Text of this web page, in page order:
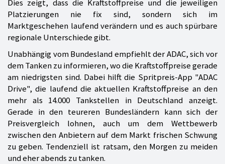
Dies zeigt, dass die Kraftstoffpreise und die jeweiligen
Platzierungen nie fix sind, sondern sich im
Marktgeschehen laufend verändern und es auch spürbare
regionale Unterschiede gibt.
Unabhängig vom Bundesland empfiehlt der ADAC, sich vor
dem Tanken zu informieren, wo die Kraftstoffpreise gerade
am niedrigsten sind. Dabei hilft die Spritpreis-App "ADAC
Drive", die laufend die aktuellen Kraftstoffpreise an den
mehr als 14.000 Tankstellen in Deutschland anzeigt.
Gerade in den teureren Bundesländern kann sich der
Preisvergleich lohnen, auch um dem Wettbewerb
zwischen den Anbietern auf dem Markt frischen Schwung
zu geben. Tendenziell ist ratsam, den Morgen zu meiden
und eher abends zu tanken.